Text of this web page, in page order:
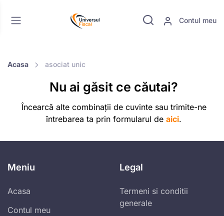
Contul meu
Acasa asociat unic
Nu ai găsit ce căutai?
Încearcă alte combinații de cuvinte sau trimite-ne
întrebarea ta prin formularul de aici.
Meniu
Acasa
Contul meu
Legal
Termeni si conditii
generale